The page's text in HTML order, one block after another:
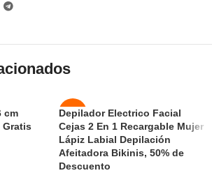
cm
-50%
NUEVO
Depilador Electrico Facial
Cejas 2 En 1 Recargable Mujer
Lápiz Labial Depilación
Afeitadora Bikinis, 50% de
Descuento